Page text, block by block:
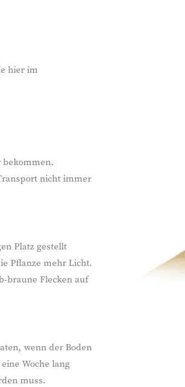
hier im
bekommen.
nicht immer
Platz gestellt
Pflanze mehr Licht.
braune Flecken auf
wenn der Boden
Woche lang
muss.